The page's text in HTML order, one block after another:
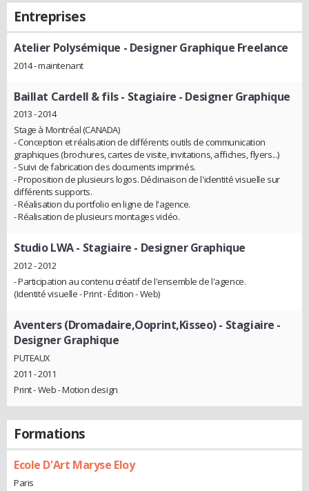
Entreprises
Atelier Polysémique - Designer Graphique Freelance
2014 - maintenant
Baillat Cardell & fils- Stagiaire - Designer Graphique
2013 - 2014
Stage à Montréal (CANADA)
- Conception et réalisation de différents outils de communication
graphiques (brochures, cartes de visite, invitations, affiches, flyers...)
- Suivi de fabrication des documents imprimés.
- Proposition de plusieurs logos. Déclinaison de l'identité visuelle sur
différents supports.
- Réalisation du portfolio en ligne de l'agence.
- Réalisation de plusieurs montages vidéo.
Studio LWA- Stagiaire - Designer Graphique
2012 - 2012
- Participation au contenu créatif de l'ensemble de l'agence.
(Identité visuelle - Print - Édition - Web)
Aventers (Dromadaire,Ooprint,Kisseo)- Stagiaire -
Designer Graphique
PUTEAUX
2011 - 2011
Print - Web - Motion design
Formations
Ecole D'Art Maryse Eloy
Paris